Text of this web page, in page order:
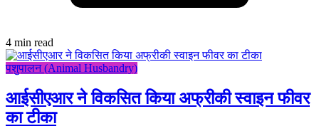
4 min read
पशुपालन (Animal Husbandry)
आईसीएआर ने विकसित किया अफ्रीकी स्वाइन फीवर
का टीका